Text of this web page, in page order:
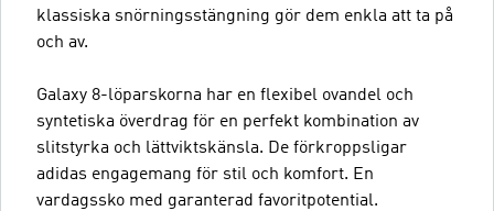
klassiska snörningsstängning gör dem enkla att ta på
och av.
Galaxy 8-löparskorna har en flexibel ovandel och
syntetiska överdrag för en perfekt kombination av
slitstyrka och lättviktskänsla. De förkroppsligar
adidas engagemang för stil och komfort. En
vardagssko med garanterad favoritpotential.